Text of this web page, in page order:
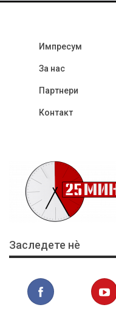
Импресум
За нас
Партнери
Контакт
Заследете нѐ